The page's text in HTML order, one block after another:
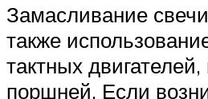
Замасливание
также
тактных двигателей,
поршней. Если